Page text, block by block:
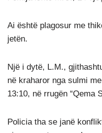
Ai është plagosur me
jetën.
Një i dytë, L.M.,
në kraharor nga sulmi
13:10, në rrugën “Qema
Policia tha se janë